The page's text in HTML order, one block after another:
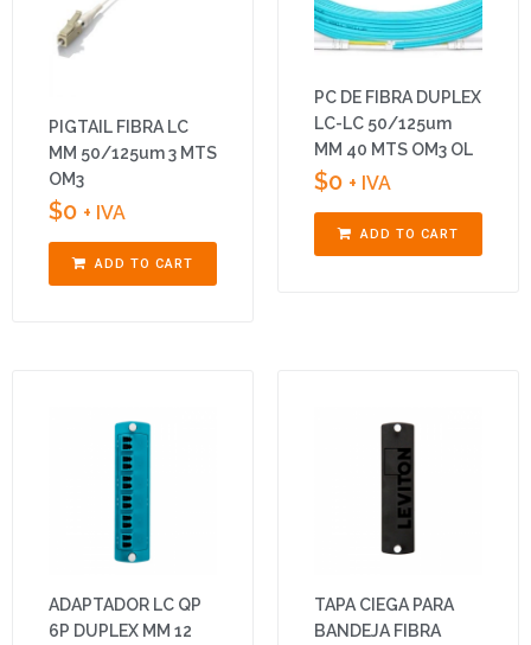
PIGTAIL FIBRA LC
MM 50/125um 3 MTS
OM3
$0 + IVA
ADD TO CART
PC DE FIBRA DUPLEX
LC-LC 50/125um
MM 40 MTS OM3 OL
$0 + IVA
ADD TO CART
ADAPTADOR LC QP
6P DUPLEX MM 12
TAPA CIEGA PARA
BANDEJA FIBRA